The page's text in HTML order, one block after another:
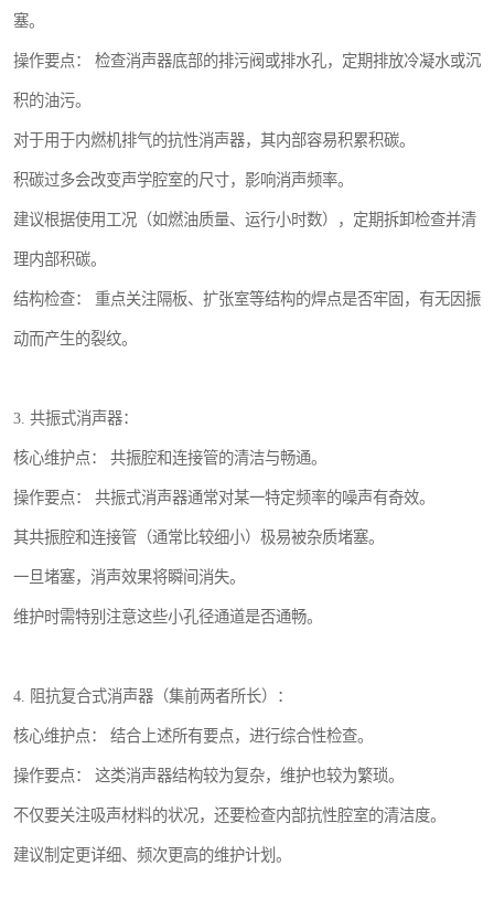
塞。
操作要点： 检查消声器底部的排污阀或排水孔，定期排放冷凝水或沉
积的油污。
对于用于内燃机排气的抗性消声器，其内部容易积累积碳。
积碳过多会改变声学腔室的尺寸，影响消声频率。
建议根据使用工况（如燃油质量、运行小时数），定期拆卸检查并清
理内部积碳。
结构检查： 重点关注隔板、扩张室等结构的焊点是否牢固，有无因振
动而产生的裂纹。
3. 共振式消声器：
核心维护点： 共振腔和连接管的清洁与畅通。
操作要点： 共振式消声器通常对某一特定频率的噪声有奇效。
其共振腔和连接管（通常比较细小）极易被杂质堵塞。
一旦堵塞，消声效果将瞬间消失。
维护时需特别注意这些小孔径通道是否通畅。
4. 阻抗复合式消声器（集前两者所长）：
核心维护点： 结合上述所有要点，进行综合性检查。
操作要点： 这类消声器结构较为复杂，维护也较为繁琐。
不仅要关注吸声材料的状况，还要检查内部抗性腔室的清洁度。
建议制定更详细、频次更高的维护计划。